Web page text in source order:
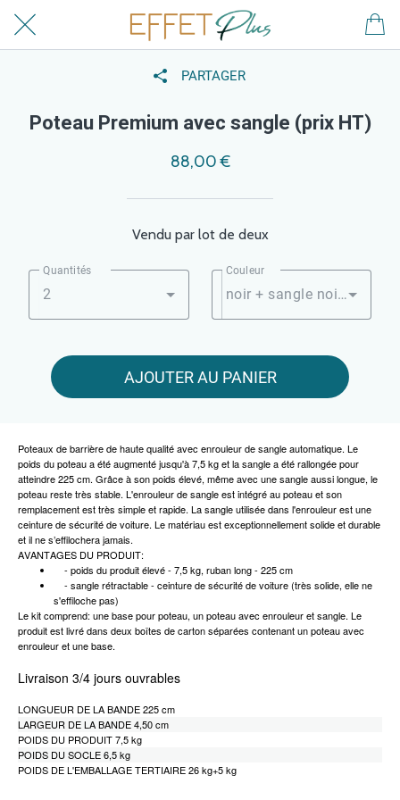
PARTAGER
Poteau Premium avec sangle (prix HT)
88,00 €
Vendu par lot de deux
Quantités
2
Couleur
noir + sangle noire
AJOUTER AU PANIER
Poteaux de barrière de haute qualité avec enrouleur de sangle automatique. Le
poids du poteau a été augmenté jusqu'à 7,5 kg et la sangle a été rallongée pour
atteindre 225 cm. Grâce à son poids élevé, même avec une sangle aussi longue, le
poteau reste très stable. L'enrouleur de sangle est intégré au poteau et son
remplacement est très simple et rapide. La sangle utilisée dans l'enrouleur est une
ceinture de sécurité de voiture. Le matériau est exceptionnellement solide et durable
et il ne s’effilochera jamais.
AVANTAGES DU PRODUIT:
- poids du produit élevé - 7,5 kg, ruban long - 225 cm
- sangle rétractable - ceinture de sécurité de voiture (très solide, elle ne
s'effiloche pas)
Le kit comprend: une base pour poteau, un poteau avec enrouleur et sangle. Le
produit est livré dans deux boîtes de carton séparées contenant un poteau avec
enrouleur et une base.
Livraison 3/4 jours ouvrables
LONGUEUR DE LA BANDE 225 cm
LARGEUR DE LA BANDE 4,50 cm
POIDS DU PRODUIT 7,5 kg
POIDS DU SOCLE 6,5 kg
POIDS DE L'EMBALLAGE TERTIAIRE 26 kg+5 kg